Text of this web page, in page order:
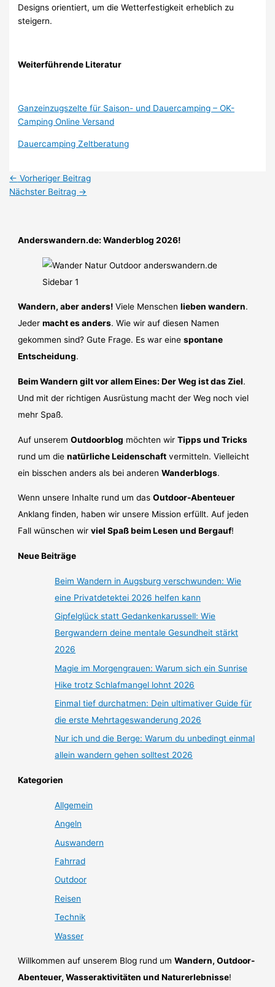
Designs orientiert, um die Wetterfestigkeit erheblich zu
steigern.
Weiterführende Literatur
Ganzeinzugszelte für Saison- und Dauercamping – OK-
Camping Online Versand
Dauercamping Zeltberatung
← Vorheriger Beitrag
Nächster Beitrag →
Anderswandern.de: Wanderblog 2026!
Wandern, aber anders! Viele Menschenlieben wandern.
Jedermacht es anders. Wie wir auf diesen Namen
gekommen sind? Gute Frage. Es war einespontane
Entscheidung.
Beim Wandern gilt vor allem Eines: Der Weg ist das Ziel.
Und mit der richtigen Ausrüstung macht der Weg noch viel
mehr Spaß.
Auf unseremOutdoorblog möchten wirTipps und Tricks
rund um dienatürliche Leidenschaft vermitteln. Vielleicht
ein bisschen anders als bei anderenWanderblogs.
Wenn unsere Inhalte rund um dasOutdoor-Abenteuer
Anklang finden, haben wir unsere Mission erfüllt. Auf jeden
Fall wünschen wirviel Spaß beim Lesen und Bergauf!
Neue Beiträge
Beim Wandern in Augsburg verschwunden: Wie
eine Privatdetektei 2026 helfen kann
Gipfelglück statt Gedankenkarussell: Wie
Bergwandern deine mentale Gesundheit stärkt
2026
Magie im Morgengrauen: Warum sich ein Sunrise
Hike trotz Schlafmangel lohnt 2026
Einmal tief durchatmen: Dein ultimativer Guide für
die erste Mehrtageswanderung 2026
Nur ich und die Berge: Warum du unbedingt einmal
allein wandern gehen solltest 2026
Kategorien
Allgemein
Angeln
Auswandern
Fahrrad
Outdoor
Reisen
Technik
Wasser
Willkommen auf unserem Blog rund umWandern, Outdoor-
Abenteuer, Wasseraktivitäten und Naturerlebnisse!